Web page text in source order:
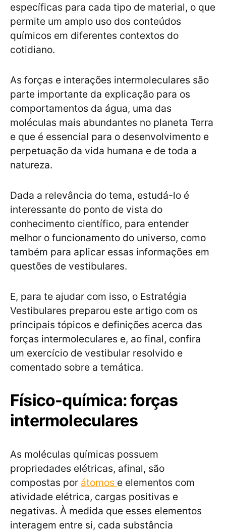
específicas para cada tipo de material, o que
permite um amplo uso dos conteúdos
químicos em diferentes contextos do
cotidiano.
As forças e interações intermoleculares são
parte importante da explicação para os
comportamentos da água, uma das
moléculas mais abundantes no planeta Terra
e que é essencial para o desenvolvimento e
perpetuação da vida humana e de toda a
natureza.
Dada a relevância do tema, estudá-lo é
interessante do ponto de vista do
conhecimento científico, para entender
melhor o funcionamento do universo, como
também para aplicar essas informações em
questões de vestibulares.
E, para te ajudar com isso, o Estratégia
Vestibulares preparou este artigo com os
principais tópicos e definições acerca das
forças intermoleculares e, ao final, confira
um exercício de vestibular resolvido e
comentado sobre a temática.
Físico-química: forças
intermoleculares
As moléculas químicas possuem
propriedades elétricas, afinal, são
compostas por átomos e elementos com
atividade elétrica, cargas positivas e
negativas. À medida que esses elementos
interagem entre si, cada substância